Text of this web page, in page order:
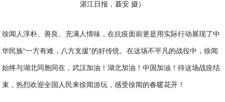
湛江日报，聂安 摄）
徐闻人淳朴、善良、充满人情味，在抗疫面前更是用实际行动展现了中
华民族“一方有难，八方支援”的好传统。在这场不平凡的战役中，徐闻
始终与湖北同胞同在，武汉加油！湖北加油！中国加油！待这场战疫结
束，热烈欢迎全国人民来徐闻游玩，感受徐闻的春暖花开！